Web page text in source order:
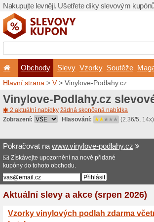
Nakupujte levněji.
Obchody
Hlavní strana>V